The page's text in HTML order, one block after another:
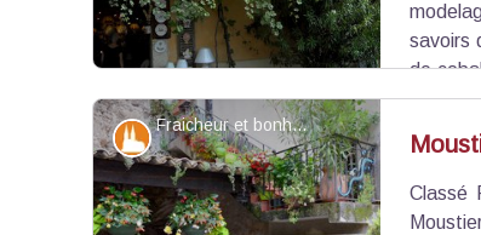
Voir l'image en plein écran
savoirs
de
et paysages. Ici, la terre s’anime sous la
Fraicheur et bonheur à Moustiers - Stefano Blanc - PNR Verdon
Patrimoine et histoire
Classé